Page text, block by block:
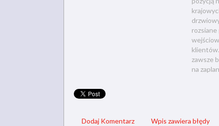
rozsiane
zawsze
na
Dodaj Komentarz Wpis zawiera błędy